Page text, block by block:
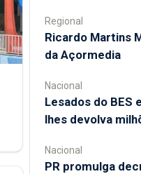
Regional
Ricardo Martins
da Açormedia
Nacional
Lesados do BES
lhes devolva
Nacional
PR promulga